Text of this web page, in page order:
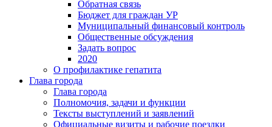
Обратная связь
Бюджет для граждан УР
Муниципальный финансовый контроль
Общественные обсуждения
Задать вопрос
2020
О профилактике гепатита
Глава города
Глава города
Полномочия, задачи и функции
Тексты выступлений и заявлений
Официальные визиты и рабочие поездки